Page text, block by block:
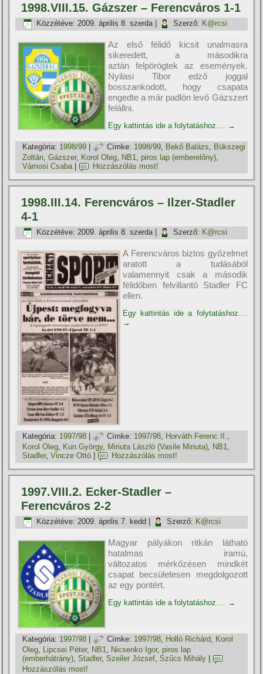
1998.VIII.15. Gázszer – Ferencváros 1-1
Közzétéve: 2009. április 8. szerda| Szerző: K@rcsi
Az első félidő kicsit unalmasra
sikeredett, a másodikra
aztán felpörögtek az események.
Nyilasi Tibor edző joggal
bosszankodott, hogy csapata
engedte a már padlón levő Gázszert
felállni.
Egy kattintás ide a folytatáshoz.... →
Kategória: 1998/99 | Címke: 1998/99, Bekő Balázs, Bükszegi
Zoltán ,Gázszer, Korol Oleg NB1 ,piros lap (emberelőny)
Vámosi Csaba| Hozzászólás most!
1998.III.14. Ferencváros – Ilzer-Stadler
4-1
Közzétéve: 2009. április 8. szerda| Szerző: K@rcsi
A Ferencváros biztos győzelmet
aratott a tudásából
valamennyit csak a második
félidőben felvillantó Stadler FC
ellen.
Egy kattintás ide a folytatáshoz....
→
Kategória: 1997/98 | Címke: 1997/98, Horváth Ferenc II.,
Korol Oleg
Kun György, Miriuta László (Vasile Miriuta) NB1
Stadler,Vincze Ottó Hozzászólás most!
1997.VIII.2. Ecker-Stadler –
Ferencváros 2-2
Közzétéve: 2009. április 7. kedd Szerző: K@rcsi
Magyar pályákon ritkán látható
hatalmas iramú,
változatos mérkőzésen mindkét
csapat becsületesen megdolgozott
az egy pontért.
Egy kattintás ide a folytatáshoz.... →
Kategória: 1997/98 | Címke: 1997/98, Holló Richárd, Korol
Oleg
Lipcsei Péter, NB1 Nicsenko Igor,piros lap
(emberhátrány),Stadler,Szeiler József,Szűcs Mihály
Hozzászólás most!